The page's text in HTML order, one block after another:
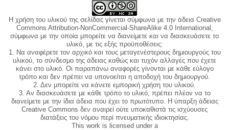
Η χρήση του υλικού της σελίδας γίνεται σύμφωνα με την άδεια Creative
Commons Attribution-NonCommercial-ShareAlike 4.0 International,
σύμφωνα με την οποία μπορείτε να διανείμετε και να διασκευάσετε το
υλικό, με τις εξής προϋποθέσεις:
1. Να αναφέρετε τον αρχικό και τους μεταγενέστερους δημιουργούς του
υλικού, το σύνδεσμο της άδειας καθώς και τυχόν αλλαγές που έχετε
κάνει στο υλικό. Οι παραπάνω αναφορές γίνονται με κάθε εύλογο
τρόπο και δεν πρέπει να υπονοείται η αποδοχή του δημιουργού.
2. Δεν μπορείτε να κάνετε εμπορική χρήση του υλικού.
3. Αν διασκευάσετε με κάθε τρόπο το υλικό, πρέπει πλέον να το
διανείμετε με την ίδια άδεια που έχει το πρωτότυπο. Η ύπαρξη άδειας
Creative Commons δεν αναιρεί ούτε υποκαθιστά τις ισχύουσες
διατάξεις του νόμου περί πνευματικής ιδιοκτησίας.
This work is licensed under a